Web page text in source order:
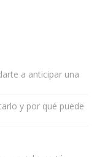
a anticipar una
y por qué puede